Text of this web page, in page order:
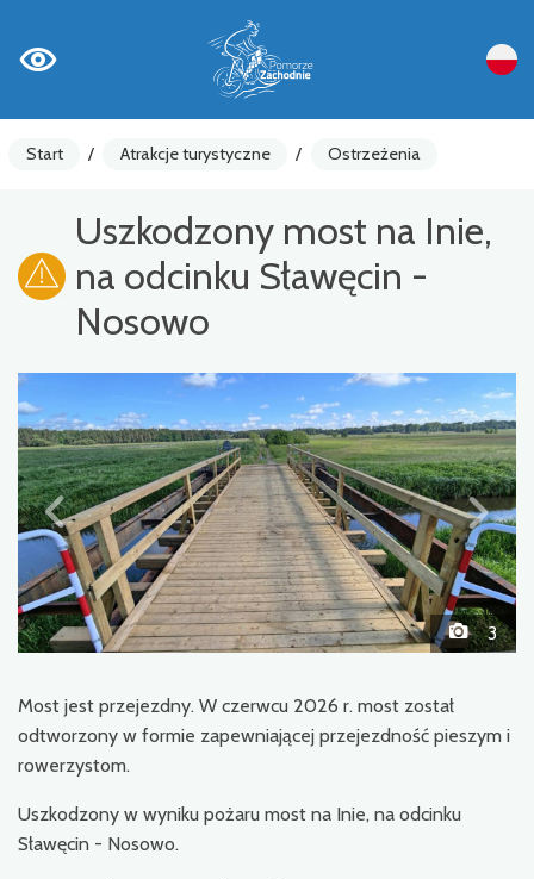
Start / Atrakcje turystyczne / Ostrzeżenia
Uszkodzony most na Inie,
na odcinku Sławęcin -
Nosowo
3
Most jest przejezdny. W czerwcu 2026 r. most został
odtworzony w formie zapewniającej przejezdność pieszym i
rowerzystom.
Uszkodzony w wyniku pożaru most na Inie, na odcinku
Sławęcin - Nosowo.